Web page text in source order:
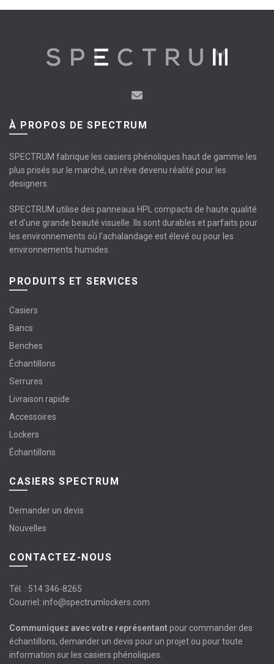
être
du
À PROPOS DE SPECTRUM
SPECTRUM fabrique les casiers phénoliques haut de gamme les
plus prisés sur le marché, un rêve devenu réalité pour les
designers.
SPECTRUM utilise des panneaux HPL compacts de haute qualité
et d'une grande beauté visuelle. Ils sont durables et parfaits pour
les environnements où l’achalandage est élevé ou pour les
environnements humides.
PRODUITS ET SERVICES
Casiers
Bancs
Benches
Échantillons
Serrures
Livraison rapide
Accessoires
Lockers
Échantillons
CASIERS SPECTRUM
Demander un devis
Nouvelles
CONTACTEZ-NOUS
Tél. : 514 346-8265
Courriel: info@spectrumlockers.com
Communiquez avec votre représentantpour commander des
échantillons, demander un devis pour un projet ou pour toute
information sur les casiers phénoliques.